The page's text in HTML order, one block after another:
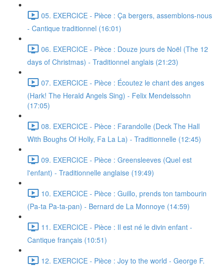
05. EXERCICE - Pièce : Ça bergers, assemblons-nous
- Cantique traditionnel (16:01)
06. EXERCICE - Pièce : Douze jours de Noël (The 12
days of Christmas) - Traditionnel anglais (21:23)
07. EXERCICE - Pièce : Écoutez le chant des anges
(Hark! The Herald Angels Sing) - Felix Mendelssohn
(17:05)
08. EXERCICE - Pièce : Farandolle (Deck The Hall
With Boughs Of Holly, Fa La La) - Traditionnelle (12:45)
09. EXERCICE - Pièce : Greensleeves (Quel est
l'enfant) - Traditionnelle anglaise (19:49)
10. EXERCICE - Pièce : Guillo, prends ton tambourin
(Pa-ta Pa-ta-pan) - Bernard de La Monnoye (14:59)
11. EXERCICE - Pièce : Il est né le divin enfant -
Cantique français (10:51)
12. EXERCICE - Pièce : Joy to the world - George F.